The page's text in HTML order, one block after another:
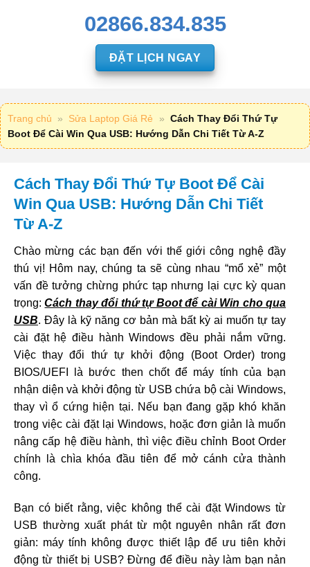
02866.834.835
ĐẶT LỊCH NGAY
Trang chủ » Sửa Laptop Giá Rẻ » Cách Thay Đổi Thứ Tự
Boot Để Cài Win Qua USB: Hướng Dẫn Chi Tiết Từ A-Z
Cách Thay Đổi Thứ Tự Boot Để Cài
Win Qua USB: Hướng Dẫn Chi Tiết
Từ A-Z
Chào mừng các bạn đến với thế giới công nghệ đầy
thú vị! Hôm nay, chúng ta sẽ cùng nhau “mổ xẻ” một
vấn đề tưởng chừng phức tạp nhưng lại cực kỳ quan
trọng:Cách thay đổi thứ tự Boot để cài Win cho qua
USB. Đây là kỹ năng cơ bản mà bất kỳ ai muốn tự tay
cài đặt hệ điều hành Windows đều phải nắm vững.
Việc thay đổi thứ tự khởi động (Boot Order) trong
BIOS/UEFI là bước then chốt để máy tính của bạn
nhận diện và khởi động từ USB chứa bộ cài Windows,
thay vì ổ cứng hiện tại. Nếu bạn đang gặp khó khăn
trong việc cài đặt lại Windows, hoặc đơn giản là muốn
nâng cấp hệ điều hành, thì việc điều chỉnh Boot Order
chính là chìa khóa đầu tiên để mở cánh cửa thành
công.
Bạn có biết rằng, việc không thể cài đặt Windows từ
USB thường xuất phát từ một nguyên nhân rất đơn
giản: máy tính không được thiết lập để ưu tiên khởi
động từ thiết bị USB? Đừng để điều này làm bạn nản